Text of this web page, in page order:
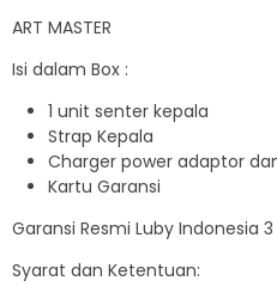
ART MASTER
Isi dalam Box :
1 unit senter kepala
Strap Kepala
Charger power adaptor
Kartu Garansi
Garansi Resmi Luby Indonesia 3
Syarat dan Ketentuan: